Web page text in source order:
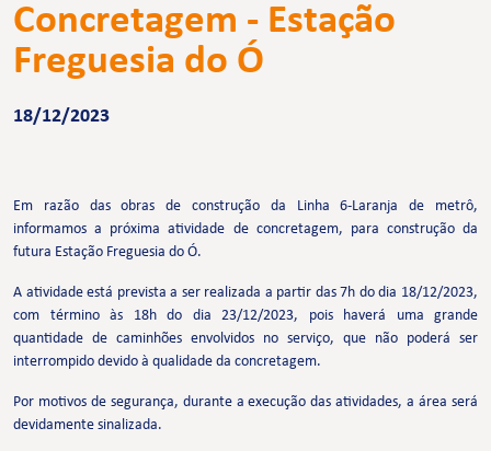
Concretagem - Estação
Freguesia do Ó
18/12/2023
Em razão das obras de construção da Linha 6-Laranja de metrô,
informamos a próxima atividade de concretagem, para construção da
futura Estação Freguesia do Ó.
A atividade está prevista a ser realizada a partir das 7h do dia 18/12/2023,
com término às 18h do dia 23/12/2023, pois haverá uma grande
quantidade de caminhões envolvidos no serviço, que não poderá ser
interrompido devido à qualidade da concretagem.
Por motivos de segurança, durante a execução das atividades, a área será
devidamente sinalizada.